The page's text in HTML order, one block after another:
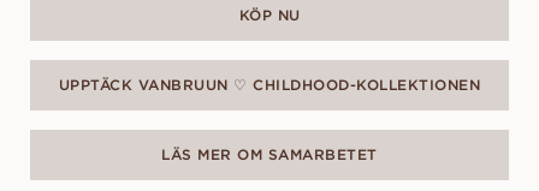
KÖP NU
UPPTÄCK VANBRUUN ♡ CHILDHOOD-KOLLEKTIONEN
LÄS MER OM SAMARBETET